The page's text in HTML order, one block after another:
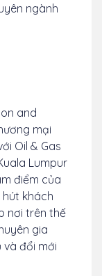
ngành
and
mại
Oil & Gas
Lumpur
điểm của
khách
nơi trên thế
gia
và đổi mới